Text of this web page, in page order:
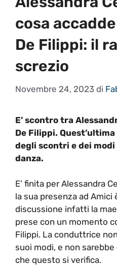
cosa
De Filippi: il
screzio
Novembre 24, 2023 di
E’ scontro tra
De Filippi.
degli scontri e dei
danza.
E’ finita per Alessandra
la sua presenza ad
discussione infatti la
prese con un momento
Filippi. La conduttrice
suoi modi, e non
che questo si verifica.